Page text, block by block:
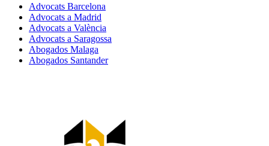
Advocats Barcelona
Advocats a Madrid
Advocats a València
Advocats a Saragossa
Abogados Malaga
Abogados Santander